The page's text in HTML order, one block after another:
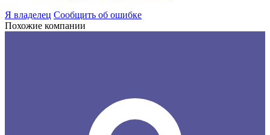
Я владелец Сообщить об ошибке
Похожие компании